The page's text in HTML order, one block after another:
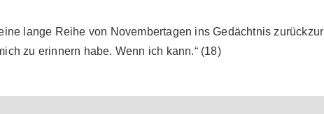
lange Reihe von Novembertagen ins Gedächtnis
zu erinnern habe. Wenn ich kann.“ (18)